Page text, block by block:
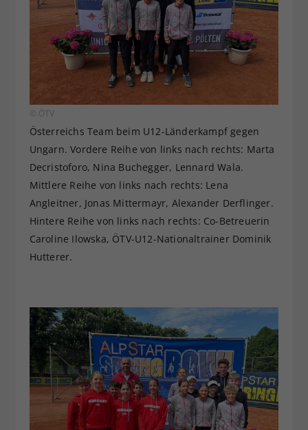
© ÖTV
Österreichs Team beim U12-Länderkampf gegen
Ungarn. Vordere Reihe von links nach rechts: Marta
Decristoforo, Nina Buchegger, Lennard Wala.
Mittlere Reihe von links nach rechts: Lena
Angleitner, Jonas Mittermayr, Alexander Derflinger.
Hintere Reihe von links nach rechts: Co-Betreuerin
Caroline Ilowska, ÖTV-U12-Nationaltrainer Dominik
Hutterer.